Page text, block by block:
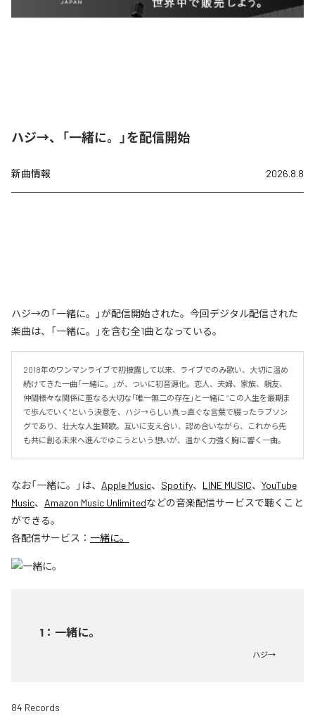
ハジ→、「一緒に。」を配信開始
新曲情報 2026.8.8
ハジ→の「一緒に。」が配信開始された。今回デジタル配信された
楽曲は、「一緒に。」を含む全1曲となっている。
2018年のワンマンライブで初披露して以来、ライブでのみ歌い、大切に温め
続けてきた一曲「一緒に。」が、ついに初音源化。恋人、夫婦、家族、親友、
仲間――様々な関係に重なる大切な「唯一無二の存在」と一緒に “この人生を最期ま
で歩んでいく”という決意を、ハジ→らしい真っ直ぐな言葉で綴ったラブソン
グであり、壮大な人生賛歌。互いに支え合い、認め合いながら、これから先
も共に創る未来へ進んでゆこうという想いが、温かく力強く胸に響く一曲。
なお「一緒に。 」は、 Apple Music、 Spotify、 LINE MUSIC、 YouTube
Music、 Amazon Music Unlimitedなどの音楽配信サービスで聴くこと
ができる。
各配信サービス： 一緒に。
1 ： 一緒に。
ハジ→
84 Records